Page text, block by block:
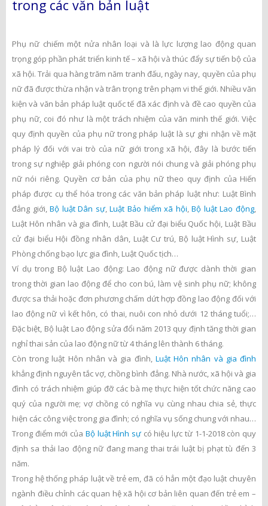
trong các văn bản luật
Phụ nữ chiếm một nửa nhân loại và là lực lượng lao động quan
trọng góp phần phát triển kinh tế – xã hội và thúc đẩy sự tiến bộ của
xã hội. Trải qua hàng trăm năm tranh đấu, ngày nay, quyền của phụ
nữ đã được thừa nhận và trân trọng trên phạm vi thế giới. Nhiều văn
kiện và văn bản pháp luật quốc tế đã xác định và đề cao quyền của
phụ nữ, coi đó như là một trách nhiệm của văn minh thế giới. Việc
quy định quyền của phụ nữ trong pháp luật là sự ghi nhận về mặt
pháp lý đối với vai trò của nữ giới trong xã hội, đây là bước tiến
trong sự nghiệp giải phóng con người nói chung và giải phóng phụ
nữ nói riêng. Quyền cơ bản của phụ nữ theo quy định của Hiến
pháp được cụ thể hóa trong các văn bản pháp luật như: Luật Bình
đẳng giới,Bộ luật Dân sự,Luật Bảo hiểm xã hội,Bộ luật Lao động,
Luật Hôn nhân và gia đình, Luật Bầu cử đại biểu Quốc hội, Luật Bầu
cử đại biểu Hội đồng nhân dân, Luật Cư trú, Bộ luật Hình sự, Luật
Phòng chống bạo lực gia đình, Luật Quốc tịch…
Ví dụ trong Bộ luật Lao động: Lao động nữ được dành thời gian
trong thời gian lao động để cho con bú, làm vệ sinh phụ nữ; không
được sa thải hoặc đơn phương chấm dứt hợp đồng lao động đối với
lao động nữ vì kết hôn, có thai, nuôi con nhỏ dưới 12 tháng tuổi;…
Đặc biệt, Bộ luật Lao động sửa đổi năm 2013 quy định tăng thời gian
nghỉ thai sản của lao động nữ từ 4 tháng lên thành 6 tháng.
Còn trong luật Hôn nhân và gia đình, Luật Hôn nhân và gia đình
khẳng định nguyên tắc vợ, chồng bình đẳng. Nhà nước, xã hội và gia
đình có trách nhiệm giúp đỡ các bà mẹ thực hiện tốt chức năng cao
quý của người mẹ; vợ chồng có nghĩa vụ cùng nhau chia sẻ, thực
hiện các công việc trong gia đình; có nghĩa vụ sống chung với nhau…
Trong điểm mới của Bộ luật Hình sự có hiệu lực từ 1-1-2018 còn quy
định sa thải lao động nữ đang mang thai trái luật bị phạt tù đến 3
năm.
Trong hệ thống pháp luật về trẻ em, đã có hẳn một đạo luật chuyên
ngành điều chỉnh các quan hệ xã hội cơ bản liên quan đến trẻ em –